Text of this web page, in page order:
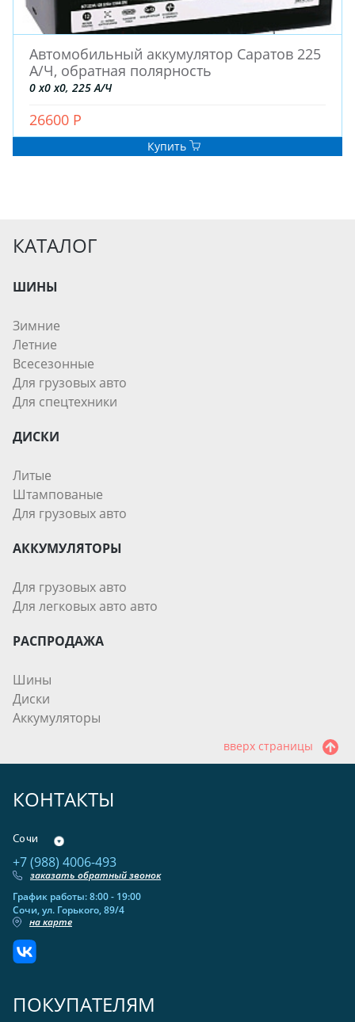
Автомобильный аккумулятор Саратов 225
А/Ч, обратная полярность
0 x0 x0, 225 А/Ч
26600 Р
Купить
КАТАЛОГ
ШИНЫ
Зимние
Летние
Всесезонные
Для грузовых авто
Для спецтехники
ДИСКИ
Литые
Штампованые
Для грузовых авто
АККУМУЛЯТОРЫ
Для грузовых авто
Для легковых авто авто
РАСПРОДАЖА
Шины
Диски
Аккумуляторы
вверх страницы
КОНТАКТЫ
Сочи
+7 (988) 4006-493
заказать обратный звонок
График работы: 8:00 - 19:00
Сочи, ул. Горького, 89/4
на карте
ПОКУПАТЕЛЯМ